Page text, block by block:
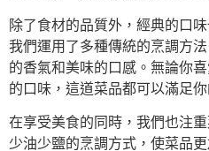
除了食材的品質外，經典的口
我們運用了多種傳統的烹調方
的香氣和美味的口感。無論你
的口味，這道菜品都可以滿足你
在享受美食的同時，我們也注
少油少鹽的烹調方式，使菜品